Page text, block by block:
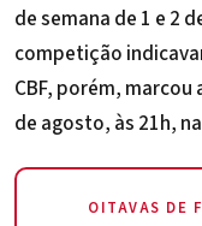
de semana de 1 e 2
competição
CBF, porém,
de agosto, às 21h,
OITAVAS DE